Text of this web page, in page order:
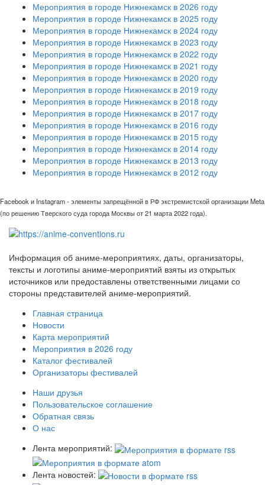
Мероприятия в городе Нижнекамск в 2026 году
Мероприятия в городе Нижнекамск в 2025 году
Мероприятия в городе Нижнекамск в 2024 году
Мероприятия в городе Нижнекамск в 2023 году
Мероприятия в городе Нижнекамск в 2022 году
Мероприятия в городе Нижнекамск в 2021 году
Мероприятия в городе Нижнекамск в 2020 году
Мероприятия в городе Нижнекамск в 2019 году
Мероприятия в городе Нижнекамск в 2018 году
Мероприятия в городе Нижнекамск в 2017 году
Мероприятия в городе Нижнекамск в 2016 году
Мероприятия в городе Нижнекамск в 2015 году
Мероприятия в городе Нижнекамск в 2014 году
Мероприятия в городе Нижнекамск в 2013 году
Мероприятия в городе Нижнекамск в 2012 году
Facebook и Instagram - элементы запрещённой в РФ экстремистской организации Meta
(по решению Тверского суда города Москвы от 21 марта 2022 года).
Информация об аниме-мероприятиях, даты, организаторы,
тексты и логотипы аниме-мероприятий взяты из открытых
источников или предоставлены ответственными лицами со
стороны представителей аниме-мероприятий.
Главная страница
Новости
Карта мероприятий
Мероприятия в 2026 году
Каталог фестивалей
Организаторы фестивалей
Наши друзья
Пользовательское соглашение
Обратная связь
О нас
Лента мероприятий:
Лента новостей: